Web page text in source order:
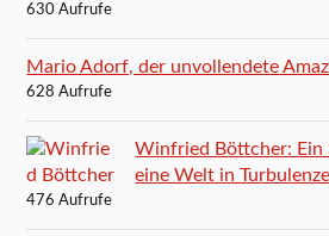
630 Aufrufe
Mario Adorf, der unvollendete
628 Aufrufe
Winfried Böttcher: Ein
eine Welt in
476 Aufrufe